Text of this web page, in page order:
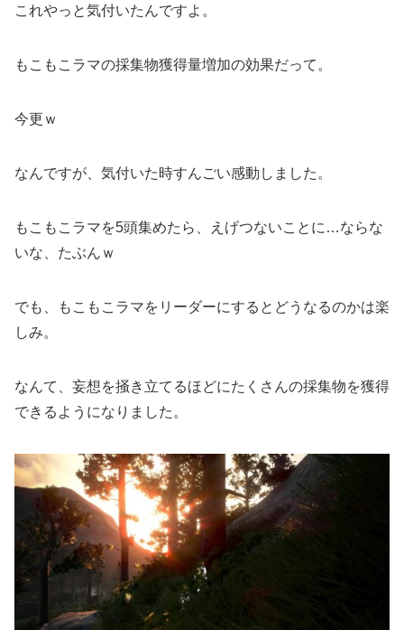
これやっと気付いたんですよ。
もこもこラマの採集物獲得量増加の効果だって。
今更ｗ
なんですが、気付いた時すんごい感動しました。
もこもこラマを5頭集めたら、えげつないことに…ならな
いな、たぶんｗ
でも、もこもこラマをリーダーにするとどうなるのかは楽
しみ。
なんて、妄想を掻き立てるほどにたくさんの採集物を獲得
できるようになりました。